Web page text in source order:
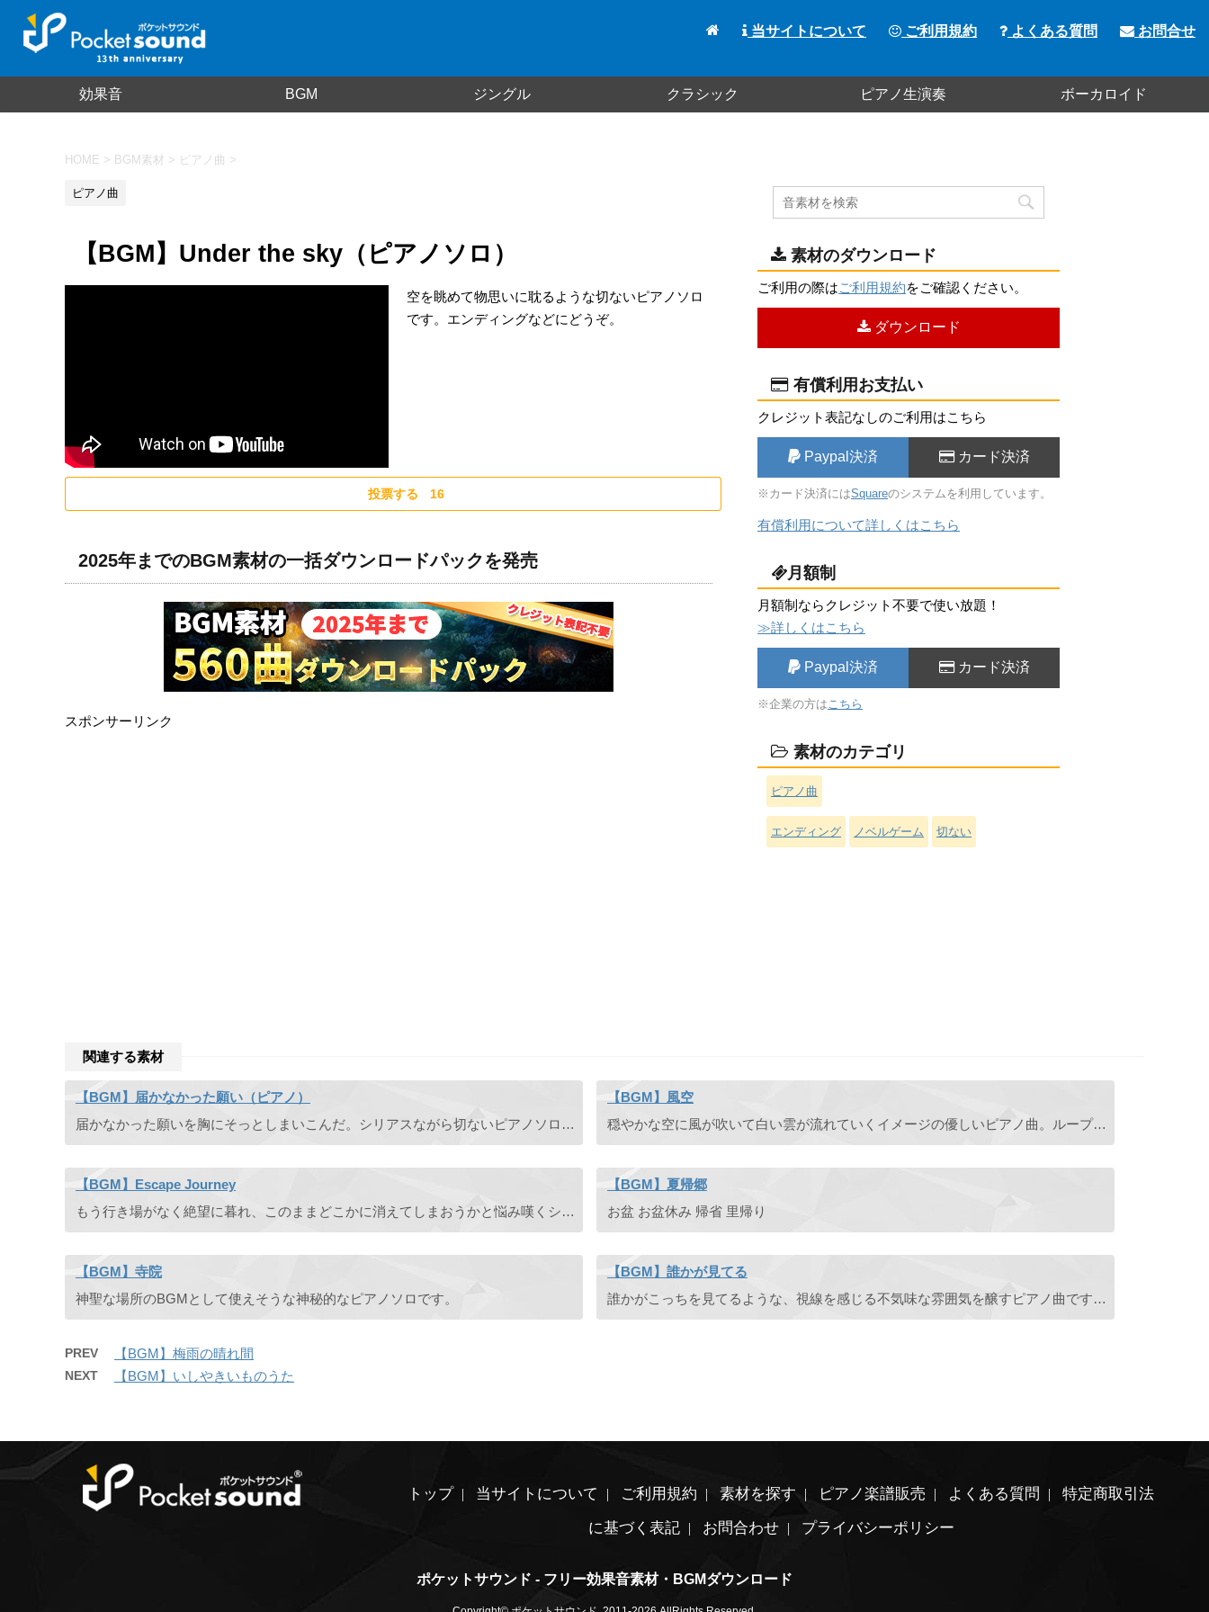
効果音 BGM ジングル クラシック ピアノ生演奏 ボーカロイド
当サイトについて ご利用規約 よくある質問 お問合せ
HOME > BGM素材 > ピアノ曲 >
ピアノ曲
【BGM】Under the sky（ピアノソロ）
空を眺めて物思いに耽るような切ないピアノソロ
です。エンディングなどにどうぞ。
投票する 16
2025年までのBGM素材の一括ダウンロードパックを発売
スポンサーリンク
素材のダウンロード
ご利用の際はご利用規約をご確認ください。
ダウンロード
有償利用お支払い
クレジット表記なしのご利用はこちら
Paypal決済 カード決済
※カード決済にはSquareのシステムを利用しています。
有償利用について詳しくはこちら
月額制
月額制ならクレジット不要で使い放題！
≫詳しくはこちら
Paypal決済 カード決済
※企業の方はこちら
素材のカテゴリ
ピアノ曲
エンディング ノベルゲーム 切ない
関連する素材
【BGM】届かなかった願い（ピアノ）
届かなかった願いを胸にそっとしまいこんだ。シリアスながら切ないピアノソロです。
【BGM】風空
穏やかな空に風が吹いて白い雲が流れていくイメージの優しいピアノ曲。ループできます。
【BGM】Escape Journey
もう行き場がなく絶望に暮れ、このままどこかに消えてしまおうかと悩み嘆くシチュエーションの切ないピアノ曲です。
【BGM】夏帰郷
お盆 お盆休み 帰省 里帰り
【BGM】寺院
神聖な場所のBGMとして使えそうな神秘的なピアノソロです。
【BGM】誰かが見てる
誰かがこっちを見てるような、視線を感じる不気味な雰囲気を醸すピアノ曲です。メロディはなくあくまで怖さや不気味さを主張することに集中した曲です。不安になる音楽。
PREV 【BGM】梅雨の晴れ間
NEXT 【BGM】いしやきいものうた
トップ 当サイトについて ご利用規約 素材を探す ピアノ楽譜販売 よくある質問
特定商取引法
に基づく表記
お問合わせ プライバシーポリシー
ポケットサウンド - フリー効果音素材・BGMダウンロード